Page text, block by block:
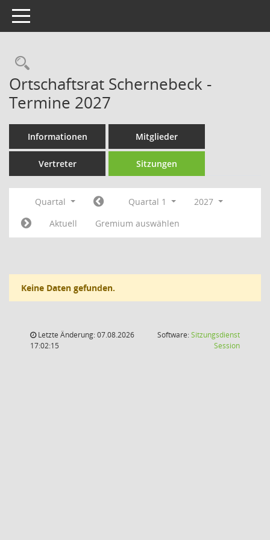
Toggle navigation
Rechercheauswahl
Ortschaftsrat Schernebeck -
Termine 2027
Informationen Mitglieder
Vertreter Sitzungen
Quartal Quartal 1
2027
Aktuell
Gremium auswählen
Keine Daten gefunden.
Letzte Änderung: 07.08.2026
17:02:15
Software:Sitzungsdienst
Session(Wird in